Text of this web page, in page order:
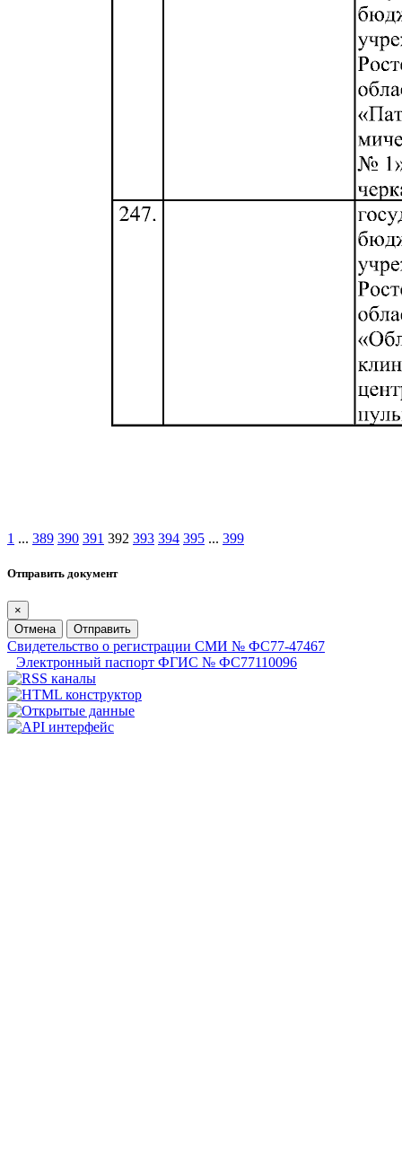
1 ... 389 390 391 392 393 394 395 ... 399
Отправить документ
×
Отмена
Отправить
Свидетельство о регистрации СМИ № ФС77-47467
Электронный паспорт ФГИС № ФС77110096